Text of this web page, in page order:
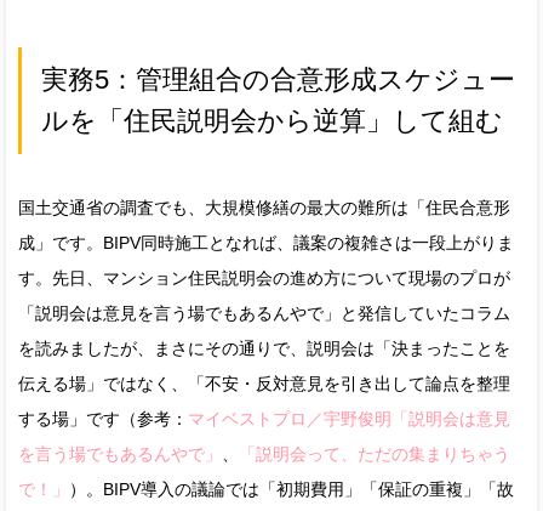
実務5：管理組合の合意形成スケジュー
ルを「住民説明会から逆算」して組む
国土交通省の調査でも、大規模修繕の最大の難所は「住民合意形
成」です。BIPV同時施工となれば、議案の複雑さは一段上がりま
す。先日、マンション住民説明会の進め方について現場のプロが
「説明会は意見を言う場でもあるんやで」と発信していたコラム
を読みましたが、まさにその通りで、説明会は「決まったことを
伝える場」ではなく、「不安・反対意見を引き出して論点を整理
する場」です（参考： マイベストプロ／宇野俊明「説明会は意見
を言う場でもあるんやで」 、
「説明会って、ただの集まりちゃう
で！」
）。BIPV導入の議論では「初期費用」「保証の重複」「故